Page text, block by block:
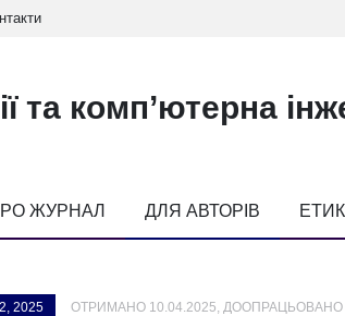
та комп’ютерна
ЖУРНАЛ ДЛЯ АВТОРІВ
2025 ОТРИМАНО 10.04.2025, ДООПРАЦЬОВАНО